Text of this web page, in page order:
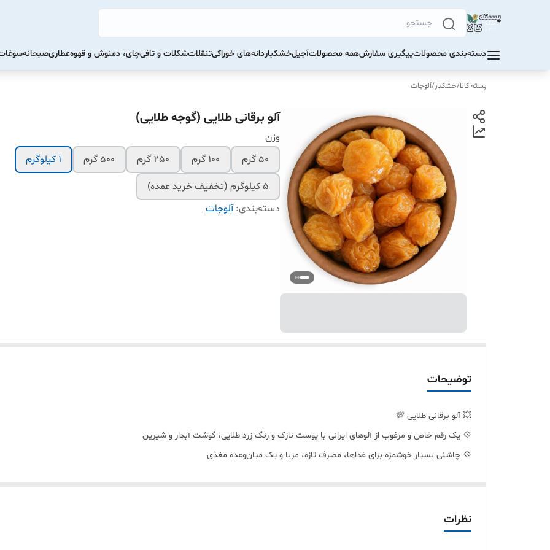
دسته‌بندی محصولاتپیگیری سفارشهمه محصولاتآجیلخشکباردانه‌های خوراکیتنقلاتشکلات و تافیچای، دمنوش و قهوهعطاریصبحانه
پسته کالا/خشکبار/آلوجات
آلو برقانی طلایی (گوجه طلایی)
وزن
50 گرم
100 گرم 250 گرم 500 گرم
1 کیلوگرم
5 کیلوگرم (تخفیف خرید عمده)
دسته‌بندی:آلوجات
توضیحات
💥 آلو برقانی طلایی 💯
💠 یک رقم خاص و مرغوب از آلوهای ایرانی با پوست نازک و رنگ زرد طلایی، گوشت آبدار و شیرین
💠 چاشنی بسیار خوشمزه برای غذاها، مصرف تازه، مربا و یک میان‌وعده مغذی
نظرات